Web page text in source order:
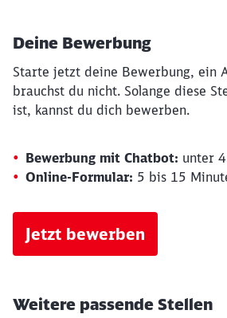
Deine Bewerbung
Starte jetzt deine Bewerbung, ein
brauchst du nicht. Solange diese
ist, kannst du dich bewerben.
Bewerbung mit Chatbot: unter
Online-Formular: 5 bis 15
Jetzt bewerben
Weitere passende Stellen